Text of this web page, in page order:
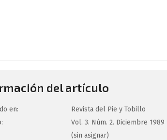
del artículo
en:
Revista del Pie y Tobillo
Vol. 3. Núm. 2. Diciembre 1989
(sin asignar)